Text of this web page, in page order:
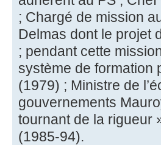
; Chargé de mission
Delmas dont le projet
; pendant cette
système de formation
(1979) ; Ministre de
gouvernements
tournant de la rigueur
(1985-94).